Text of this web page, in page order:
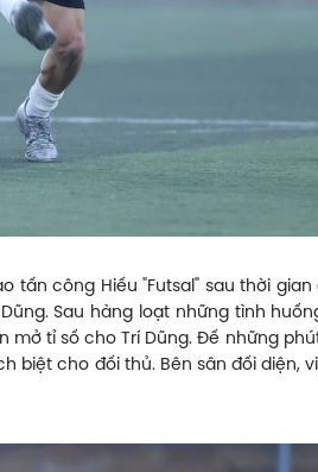
công Hiếu "Futsal" sau thời
Sau hàng loạt những tình
tỉ số cho Trí Dũng. Đế những
cho đối thủ. Bên sân đối diện,